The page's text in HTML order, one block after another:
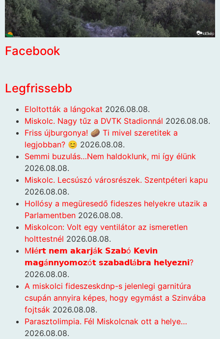
Facebook
Legfrissebb
Eloltották a lángokat 2026.08.08.
Miskolc. Nagy tűz a DVTK Stadionnál 2026.08.08.
Friss újburgonya! 🥔 Ti mivel szeretitek a
legjobban? 😊 2026.08.08.
Semmi buzulás…Nem haldoklunk, mi így élünk
2026.08.08.
Miskolc. Lecsúszó városrészek. Szentpéteri kapu
2026.08.08.
Hollósy a megüresedő fideszes helyekre utazik a
Parlamentben 2026.08.08.
Miskolcon: Volt egy ventilátor az ismeretlen
holttestnél 2026.08.08.
M𝗶é𝗿𝘁 𝗻𝗲𝗺 𝗮𝗸𝗮𝗿𝗷á𝗸 𝗦𝘇𝗮𝗯ó 𝗞𝗲𝘃𝗶𝗻
𝗺𝗮𝗴á𝗻𝗻𝘆𝗼𝗺𝗼𝘇ó𝘁 𝘀𝘇𝗮𝗯𝗮𝗱𝗹á𝗯𝗿𝗮 𝗵𝗲𝗹𝘆𝗲𝘇𝗻𝗶?
2026.08.08.
A miskolci fideszeskdnp-s jelenlegi garnitúra
csupán annyira képes, hogy egymást a Szinvába
fojtsák 2026.08.08.
Parasztolimpia. Fél Miskolcnak ott a helye…
2026.08.08.